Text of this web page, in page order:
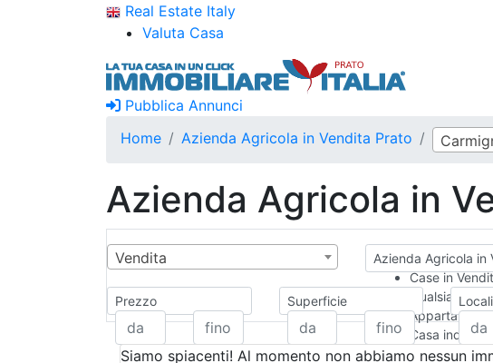
Real Estate Italy
Valuta Casa
Pubblica Annunci
Home
Azienda Agricola in Vendita Prato
Azienda Agricola in
Vendita
Azienda Agricola in
Case in
Qualsiasi
Casa
Casa Semi-
Prezzo Superficie Locali
Siamo spiacenti! Al momento non abbiamo nessun